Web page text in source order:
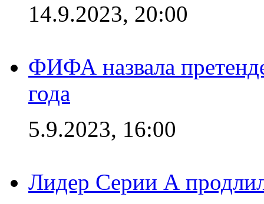
14.9.2023, 20:00
ФИФА назвала
года
5.9.2023, 16:00
Лидер Серии А